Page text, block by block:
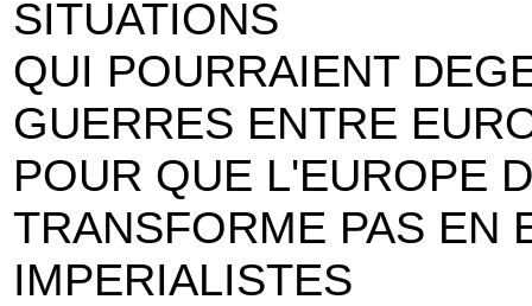
SITUATIONS
QUI POURRAIENT
GUERRES ENTRE
POUR QUE L'EUROPE
TRANSFORME PAS EN
IMPERIALISTES